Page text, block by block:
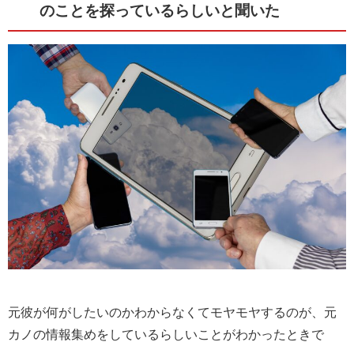
のことを探っているらしいと聞いた
元彼が何がしたいのかわからなくてモヤモヤするのが、元
カノの情報集めをしているらしいことがわかったときで